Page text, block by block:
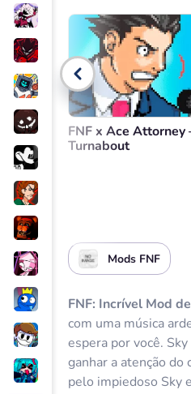
Comece a cantar
Voltar
FNF x Ace Attorney
Turnabout
Mods FNF
FNF: Incrível Mod
com uma música
espera por você.
ganhar a atenção do
pelo impiedoso Sky